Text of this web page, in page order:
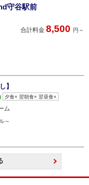
守谷駅前
合計料金 8,500 円～
】
夕食× 翌朝食× 翌昼食×
ム
～